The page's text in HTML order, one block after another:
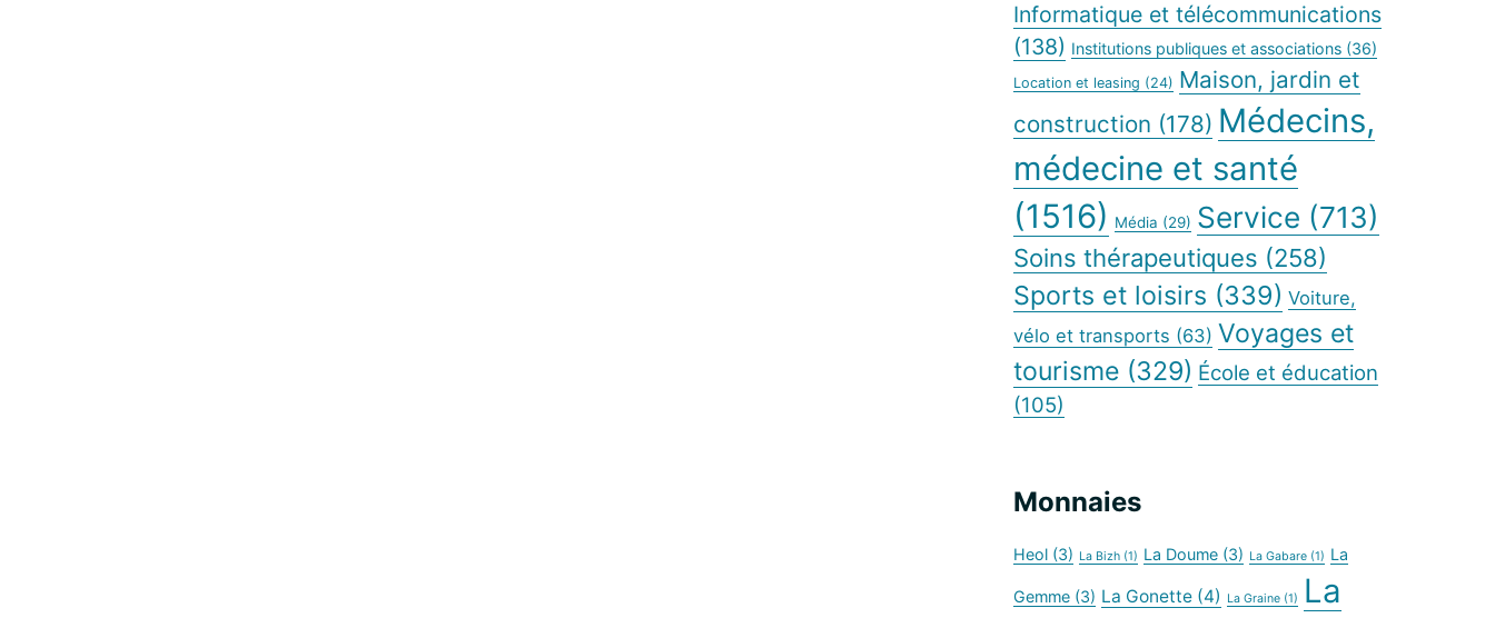
Informatique et télécommunications
(138) Institutions publiques et associations (36)
Location et leasing (24) Maison, jardin et
construction (178) Médecins,
médecine et santé
(1516) Média (29) Service (713)
Soins thérapeutiques (258)
Sports et loisirs (339) Voiture,
vélo et transports (63) Voyages et
tourisme (329) École et éducation
(105)
Monnaies
Heol (3) La Bizh (1) La Doume (3) La Gabare (1) La
Gemme (3) La Gonette (4) La Graine (1)
La